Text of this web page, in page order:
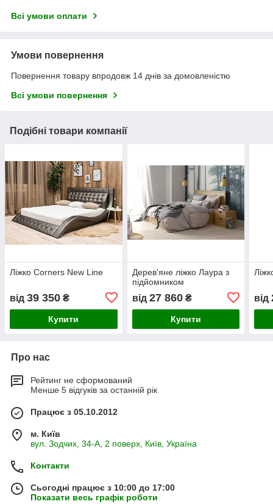
Всі умови оплати
Умови повернення
Повернення товару впродовж 14 днів за домовленістю
Всі умови повернення
Подібні товари компанії
Ліжко Corners New Line
від 39 350 ₴
Купити
Дерев'яне ліжко Лаура з
підйомником
від 27 860₴
Купити
від
Про нас
Рейтинг не сформований
Менше 5 відгуків за останній рік
Працює з 05.10.2012
м. Київ
вул. Зодчих, 34-А, 2 поверх, Київ, Україна
Контакти
Сьогодні працює з 10:00 до 17:00
Показати весь графік роботи